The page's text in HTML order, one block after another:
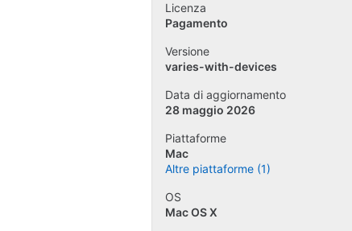
Licenza
Pagamento
Versione
varies-with-devices
Data di aggiornamento
28 maggio 2026
Piattaforme
Mac
Altre piattaforme (1)
OS
Mac OS X